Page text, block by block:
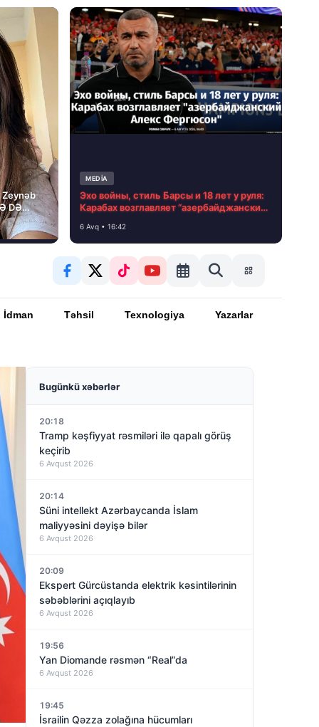
DƏ
MEDİA
Эхо войны, стиль Барсы и 18 лет у руля:
Карабах возглавляет “азербайджанский
6 Avq • 16:42
İdman Təhsil Texnologiya Yazarlar
Bugünkü xəbərlər
20:18
Tramp kəşfiyyat rəsmiləri ilə qapalı görüş
keçirib
6 Avqust 2026
20:14
Süni intellekt Azərbaycanda İslam
maliyyəsini dəyişə bilər
6 Avqust 2026
20:09
Ekspert Gürcüstanda elektrik kəsintilərinin
səbəblərini açıqlayıb
6 Avqust 2026
19:56
Yan Diomande rəsmən “Real”da
6 Avqust 2026
19:45
İsrailin Qəzza zolağına hücumları